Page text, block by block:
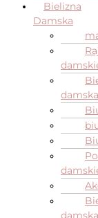
Bielizna
Damska